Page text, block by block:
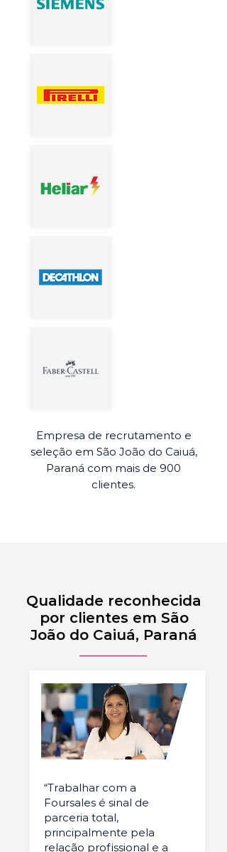
Empresa de recrutamento e
seleção em São João do Caiuá,
Paraná com mais de 900
clientes.
Qualidade reconhecida
por clientes em São
João do Caiuá, Paraná
“Trabalhar com a
Foursales é sinal de
parceria total,
principalmente pela
relação profissional e a